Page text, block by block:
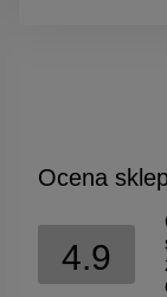
Ocena
4.9